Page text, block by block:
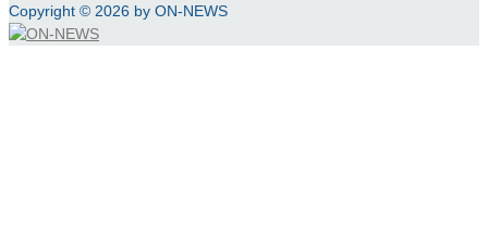
Copyright © 2026 by ON-NEWS